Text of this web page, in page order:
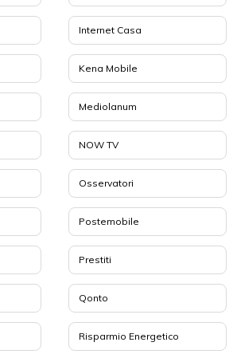
Internet Casa
Kena Mobile
Mediolanum
NOW TV
Osservatori
Postemobile
Prestiti
Qonto
Risparmio Energetico